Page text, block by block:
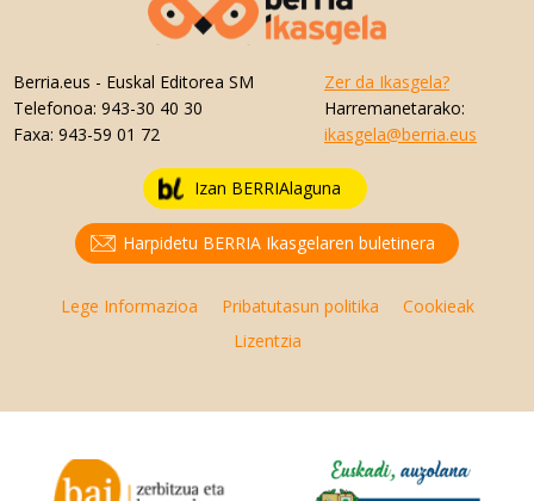
Berria.eus - Euskal Editorea SM
Telefonoa: 943-30 40 30
Faxa: 943-59 01 72
Zer da Ikasgela?
Harremanetarako:
ikasgela@berria.eus
Izan BERRIAlaguna
Harpidetu BERRIA Ikasgelaren buletinera
Lege Informazioa Pribatutasun politika
Cookieak
Lizentzia